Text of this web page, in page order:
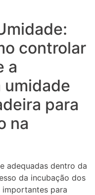
controlar
a
umidade
para
na
adequadas dentro da
da incubação dos
para